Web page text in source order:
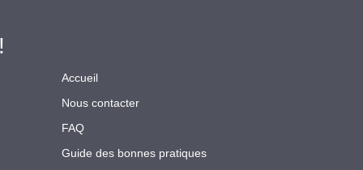
Accueil
Nous contacter
FAQ
Guide des bonnes pratiques